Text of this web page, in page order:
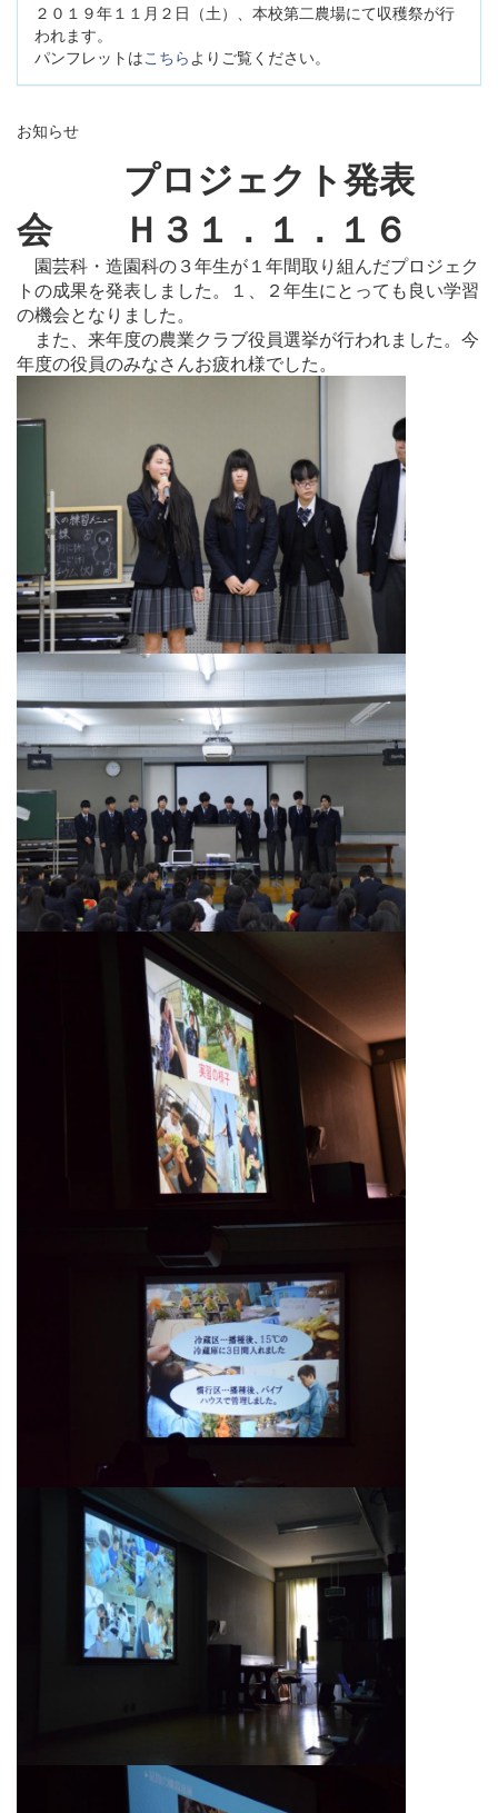
２０１９年１１月２日（土）、本校第二農場にて収穫祭が行
われます。
パンフレットはこちらよりご覧ください。
お知らせ
プロジェクト発表
会 Ｈ３１．１．１６
園芸科・造園科の３年生が１年間取り組んだプロジェク
トの成果を発表しました。１、２年生にとっても良い学習
の機会となりました。
また、来年度の農業クラブ役員選挙が行われました。今
年度の役員のみなさんお疲れ様でした。